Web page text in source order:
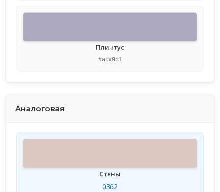
Плинтус
#ada9c1
Аналоговая
Стены
0362